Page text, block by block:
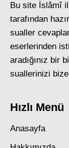
Bu site İslâmî
tarafından
sualler
eserlerinden
aradığınız bir
suallerinizi
Hızlı Menü
Anasayfa